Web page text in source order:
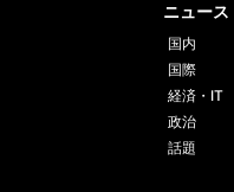
ニュース
国内
国際
経済・IT
政治
話題